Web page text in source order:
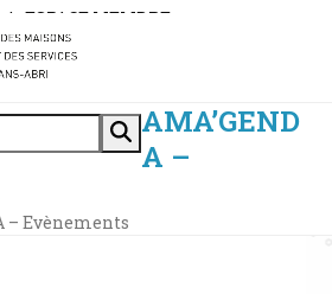
| ESPACE MEMBRE
AMA’GEND
A –
– Evènements